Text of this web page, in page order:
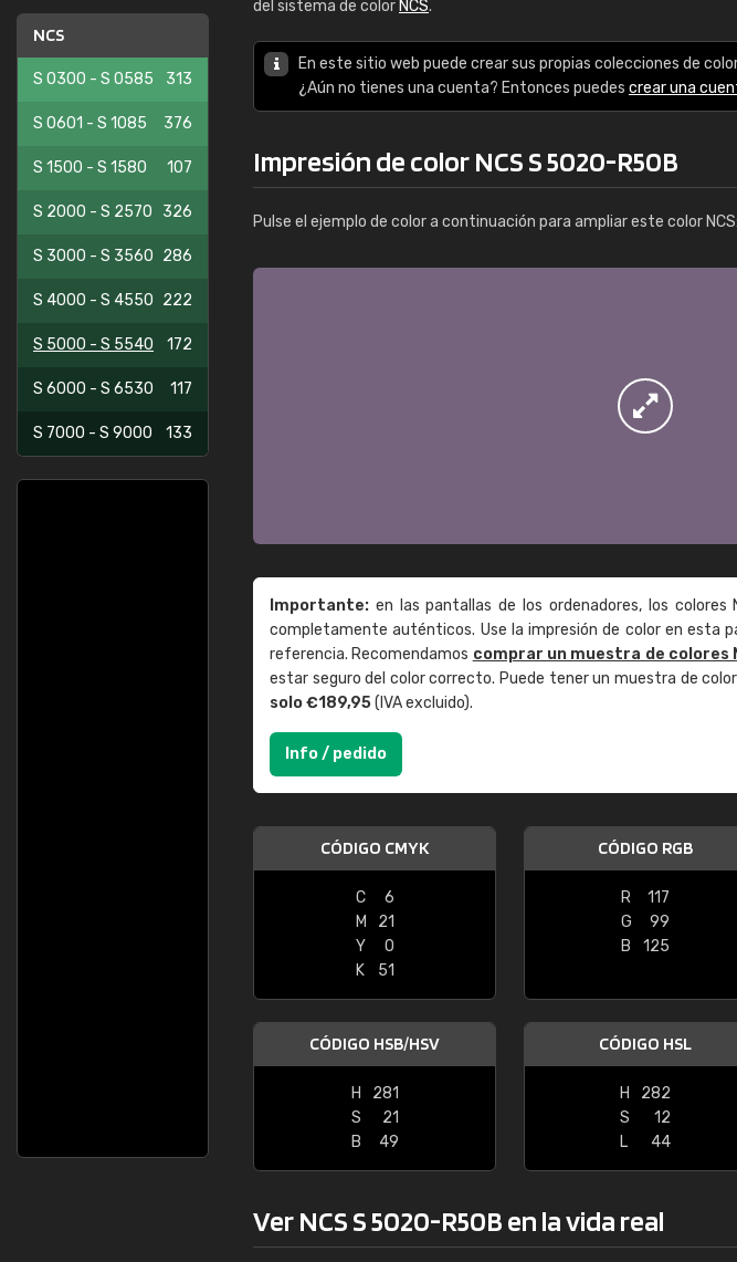
NCS
S 0300 - S 0585 313
S 0601 - S 1085 376
S 1500 - S 1580 107
S 2000 - S 2570 326
S 3000 - S 3560 286
S 4000 - S 4550 222
S 5000 - S 5540 172
S 6000 - S 6530 117
S 7000 - S 9000 133
del sistema de color NCS.
En este sitio web puede crear sus propias colecciones de
¿Aún no tienes una cuenta? Entonces puedes crear una
Impresión de color NCS S 5020-R50B
Pulse el ejemplo de color a continuación para ampliar este color NCS:
Importante: en las pantallas de los ordenadores, los colores
completamente auténticos. Use la impresión de color en esta
referencia. Recomendamos comprar un muestra de colores
estar seguro del color correcto. Puede tener un muestra de
solo €189,95(IVA excluido).
Info / pedido
CÓDIGO CMYK
C
6
M
21
Y
0
K
51
CÓDIGO RGB
R
117
G
99
B
125
CÓDIGO HSB/HSV
H
281
S
21
B
49
CÓDIGO HSL
H
282
S
12
L
44
Ver NCS S 5020-R50B en la vida real